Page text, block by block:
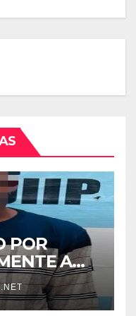
POR
A
DE IDADE